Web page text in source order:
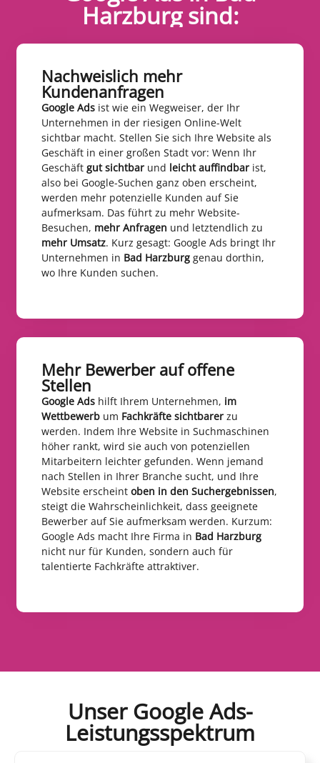
Harzburg sind:
Nachweislich mehr
Kundenanfragen​
Google Ads ist wie ein Wegweiser, der Ihr
Unternehmen in der riesigen Online-Welt
sichtbar macht. Stellen Sie sich Ihre Website als
Geschäft in einer großen Stadt vor: Wenn Ihr
Geschäft gut sichtbar und leicht auffindbar ist,
also bei Google-Suchen ganz oben erscheint,
werden mehr potenzielle Kunden auf Sie
aufmerksam. Das führt zu mehr Website-
Besuchen, mehr Anfragen und letztendlich zu
mehr Umsatz. Kurz gesagt: Google Ads bringt Ihr
Unternehmen in Bad Harzburg genau dorthin,
wo Ihre Kunden suchen.
Mehr Bewerber auf offene
Stellen​
Google Ads hilft Ihrem Unternehmen, im
Wettbewerb um Fachkräfte sichtbarer zu
werden. Indem Ihre Website in Suchmaschinen
höher rankt, wird sie auch von potenziellen
Mitarbeitern leichter gefunden. Wenn jemand
nach Stellen in Ihrer Branche sucht, und Ihre
Website erscheint oben in den Suchergebnissen,
steigt die Wahrscheinlichkeit, dass geeignete
Bewerber auf Sie aufmerksam werden. Kurzum:
Google Ads macht Ihre Firma in Bad Harzburg
nicht nur für Kunden, sondern auch für
talentierte Fachkräfte attraktiver.
Unser Google Ads-
Leistungsspektrum